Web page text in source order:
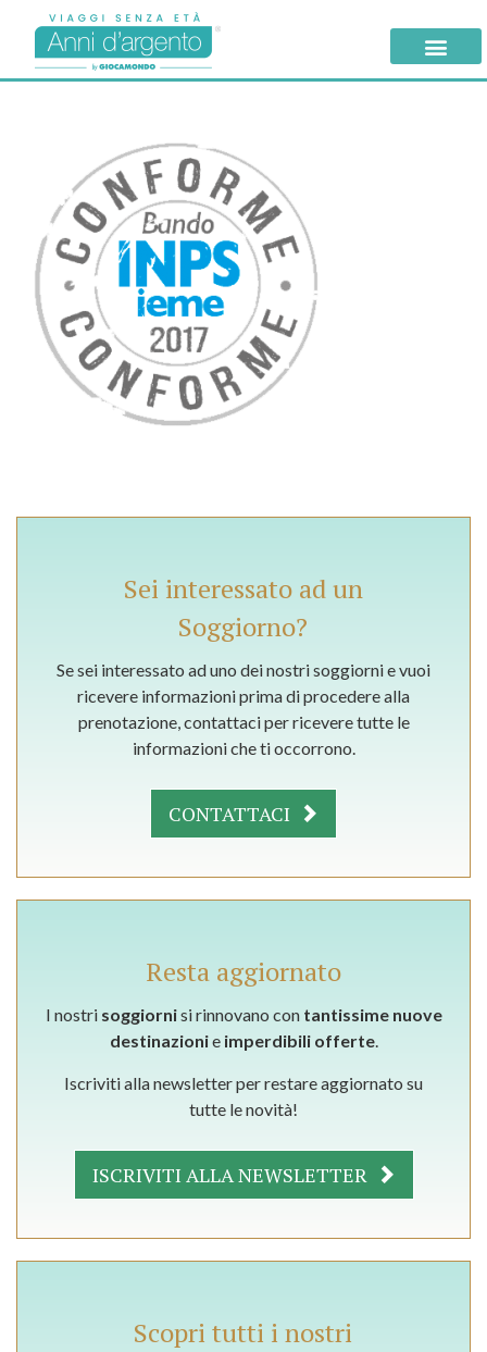
Sei interessato ad un
Soggiorno?
Se sei interessato ad uno dei nostri soggiorni e vuoi
ricevere informazioni prima di procedere alla
prenotazione, contattaci per ricevere tutte le
informazioni che ti occorrono.
CONTATTACI
Resta aggiornato
I nostri soggiornisi rinnovano con tantissime nuove
destinazionie imperdibili offerte.
Iscriviti alla newsletter per restare aggiornato su
tutte le novità!
ISCRIVITI ALLA NEWSLETTER
Scopri tutti i nostri